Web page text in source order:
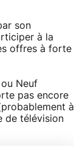
son
à la
offres à forte
Neuf
pas encore
à
de télévision